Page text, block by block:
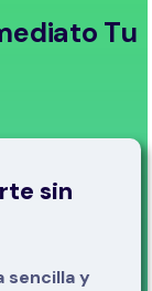
Tu
sin
sencilla y